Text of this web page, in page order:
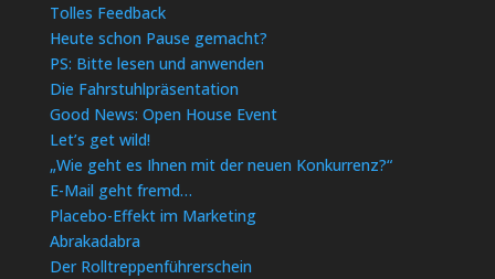
Tolles Feedback
Heute schon Pause gemacht?
PS: Bitte lesen und anwenden
Die Fahrstuhlpräsentation
Good News: Open House Event
Let’s get wild!
„Wie geht es Ihnen mit der neuen Konkurrenz?“
E-Mail geht fremd…
Placebo-Effekt im Marketing
Abrakadabra
Der Rolltreppenführerschein